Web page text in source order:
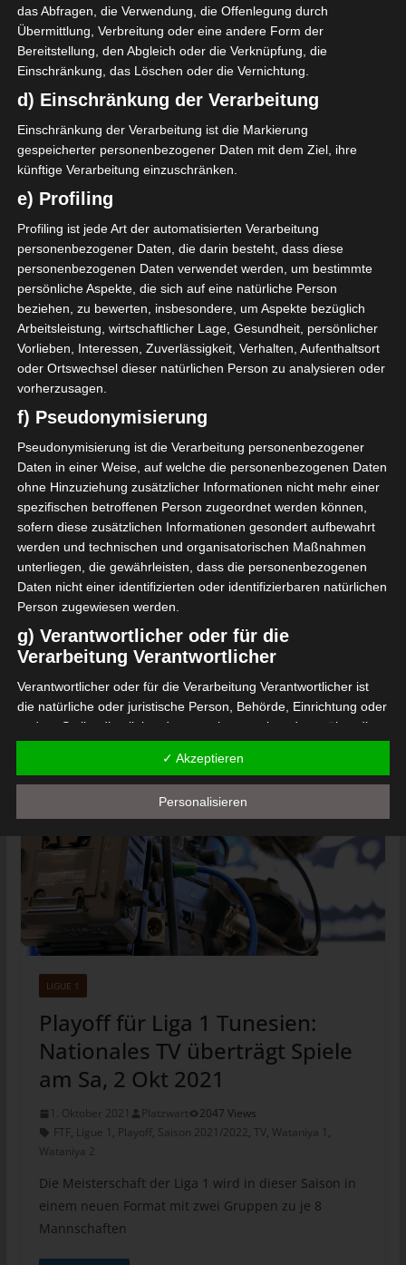
Der qatarische Sender Al Kass hat seinen Sendeplan
für drei Spiele des zweiten und dritten Spieltags der
Liga 1 Tunesien
Mehr lesen
LIGUE 1
Erstes Playoff für Liga 1
Tunesien: Stade Tunisien
verliert überraschend gegen ES
Zarzis
2. Oktober 2021 Platzwart
2223 Views
CO Medenine
ES Zarzis, ,JS Kairouan ,
Saison 2021/2022
Stade Tunisien ,
Der erste Tag des Play-off-Turniers um den Aufstieg
oder den Verbleib in Liga 1 war am Samstag eine
große Überraschung.
Mehr lesen
LIGUE 1
Playoff für Liga 1 Tunesien:
Nationales TV überträgt Spiele
am Sa, 2 Okt 2021
1. Oktober 2021 Platzwart
2047 Views
FTF, Ligue 1 , Playoff, Saison 2021/2022, TV, Wataniya 1 ,
Wataniya 2
Die Meisterschaft der Liga 1 wird in dieser Saison in
einem neuen Format mit zwei Gruppen zu je 8
Mannschaften
das Abfragen, die Verwendung, die Offenlegung durch
Übermittlung, Verbreitung oder eine andere Form der
Bereitstellung, den Abgleich oder die Verknüpfung, die
Einschränkung, das Löschen oder die Vernichtung.
d) Einschränkung der Verarbeitung
Einschränkung der Verarbeitung ist die Markierung
gespeicherter personenbezogener Daten mit dem Ziel, ihre
künftige Verarbeitung einzuschränken.
e) Profiling
Profiling ist jede Art der automatisierten Verarbeitung
personenbezogener Daten, die darin besteht, dass diese
personenbezogenen Daten verwendet werden, um bestimmte
persönliche Aspekte, die sich auf eine natürliche Person
beziehen, zu bewerten, insbesondere, um Aspekte bezüglich
Arbeitsleistung, wirtschaftlicher Lage, Gesundheit, persönlicher
Vorlieben, Interessen, Zuverlässigkeit, Verhalten, Aufenthaltsort
oder Ortswechsel dieser natürlichen Person zu analysieren oder
vorherzusagen.
f) Pseudonymisierung
Pseudonymisierung ist die Verarbeitung personenbezogener
Daten in einer Weise, auf welche die personenbezogenen Daten
ohne Hinzuziehung zusätzlicher Informationen nicht mehr einer
spezifischen betroffenen Person zugeordnet werden können,
sofern diese zusätzlichen Informationen gesondert aufbewahrt
werden und technischen und organisatorischen Maßnahmen
unterliegen, die gewährleisten, dass die personenbezogenen
Daten nicht einer identifizierten oder identifizierbaren natürlichen
Person zugewiesen werden.
g) Verantwortlicher oder für die
Verarbeitung Verantwortlicher
Verantwortlicher oder für die Verarbeitung Verantwortlicher ist
die natürliche oder juristische Person, Behörde, Einrichtung oder
andere Stelle, die allein oder gemeinsam mit anderen über die
Daten entscheidet. Sind die Zwecke und Mittel dieser
Verarbeitung durch das Unionsrecht oder das Recht der
Mitgliedstaaten vorgegeben, so kann der Verantwortliche
Benennung nach dem Unionsrecht oder dem Recht der
Mitgliedstaaten vorgesehen werden.
h) Auftragsverarbeiter
Auftragsverarbeiter ist eine natürliche oder juristische Person,
Behörde, Einrichtung oder andere Stelle, die personenbezogene
i) Empfänger
Empfänger ist eine natürliche oder juristische Person, Behörde,
Einrichtung oder andere Stelle, der personenbezogene Daten
offengelegt werden, unabhängig davon, ob es sich bei ihr um
einen Dritten handelt oder nicht. Behörden, die im Rahmen
möglicherweise personenbezogene Daten erhalten, gelten
j) Dritter
Dritter ist eine natürliche oder juristische Person, Behörde,
✓ Akzeptieren
Personalisieren